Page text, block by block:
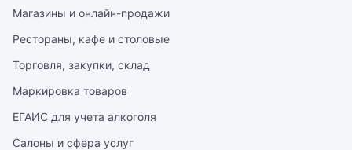
Магазины и онлайн-продажи
Рестораны, кафе и столовые
Торговля, закупки, склад
Маркировка товаров
ЕГАИС для учета алкоголя
Салоны и сфера услуг